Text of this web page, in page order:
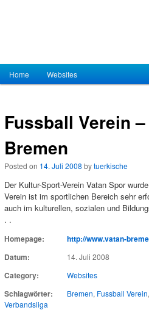
Hauptmenü
Zum Inhalt wechseln
Zum sekundären Inhalt wechseln
Home Websites
Fussball Verein
Bremen
Posted on 14. Juli 2008 bytuerkische
Der Kultur-Sport-Verein Vatan Spor
Verein ist im sportlichen Bereich sehr
auch im kulturellen, sozialen und
. .
Homepage:
http://www.vatan-
Datum:
14. Juli 2008
Category: Websites
Schlagwörter: Bremen, Fussball Verein,
Verbandsliga